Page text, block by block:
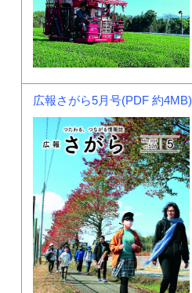
広報さがら5月号(PDF 約4MB)